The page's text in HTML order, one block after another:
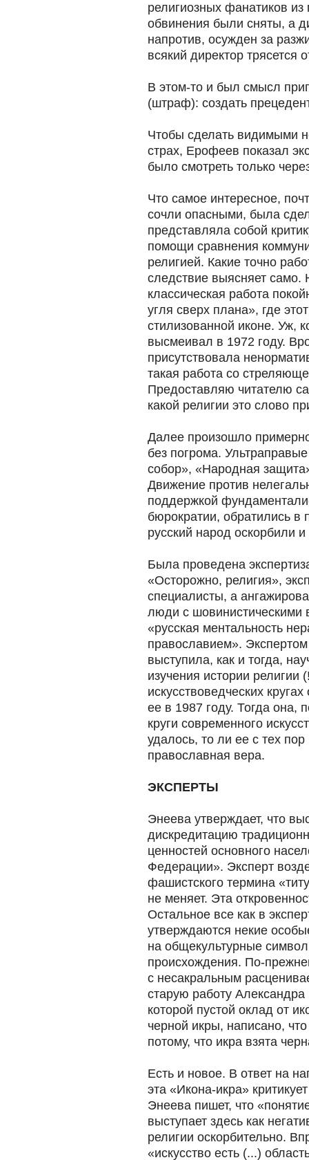
религиозных фанатиков
обвинения были сняты, а
напротив, осужден за
всякий директор трясется
В этом-то и был смысл
(штраф): создать
Чтобы сделать видимыми
страх, Ерофеев показал
было смотреть только
Что самое интересное,
сочли опасными, была
представляла собой
помощи сравнения
религией. Какие точно
следствие выясняет само.
классическая работа
угля сверх плана», где
стилизованной иконе. Уж,
высмеивал в 1972 году.
присутствовала
такая работа со
Предоставляю читателю
какой религии это слово
Далее произошло
без погрома.
собор», «Народная
Движение против
поддержкой
бюрократии, обратились в
русский народ оскорбили
Была проведена
«Осторожно, религия»,
специалисты, а
люди с шовинистическими
«русская ментальность
православием».
выступила, как и тогда,
изучения истории
искусствоведческих
ее в 1987 году. Тогда она,
круги современного
удалось, то ли ее с тех
православная вера.
ЭКСПЕРТЫ
Энеева утверждает, что
дискредитацию
ценностей основного
Федерации». Эксперт
фашистского термина
не меняет. Эта
Остальное все как в
утверждаются некие
на общекультурные
происхождения. По-
с несакральным
старую работу
которой пустой оклад от
черной икры, написано,
потому, что икра взята
Есть и новое. В ответ на
эта «Икона-икра»
Энеева пишет, что
выступает здесь как
религии оскорбительно.
«искусство есть (...)